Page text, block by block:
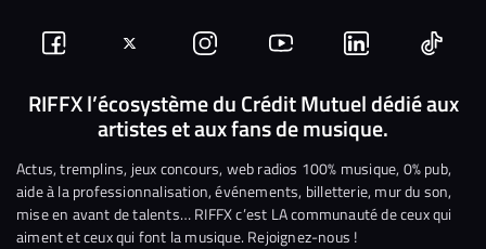
Suivez-
nous
Facebook
Suivez-
nous
sur
Twitter
Nous
rejoindre
sur
Instagram
Nous
rejoindre
sur
YouTube
Nous
rejoindre
sur
Linkedin
Nous
RIFFX l’écosystème du Crédit Mutuel dédié aux
artistes et aux fans de musique.
Actus, tremplins, jeux concours, web radios 100% musique, 0% pub,
aide à la professionnalisation, événements, billetterie, mur du son,
mise en avant de talents… RIFFX c’est LA communauté de ceux qui
aiment et ceux qui font la musique. Rejoignez-nous !